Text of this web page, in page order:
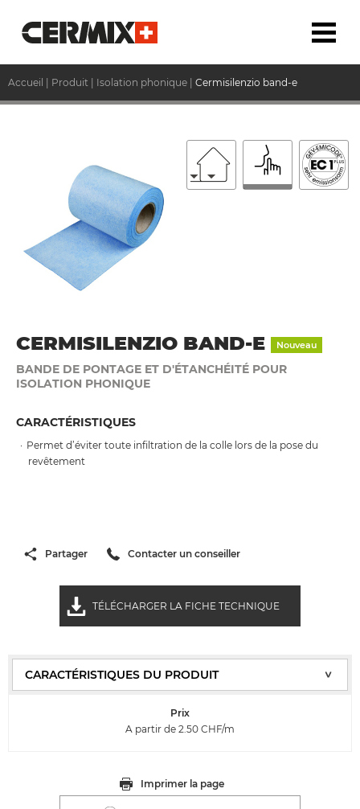
Accueil Produit Isolation phonique Cermisilenzio band-e
CERMISILENZIO BAND-E Nouveau
BANDE DE PONTAGE ET D'ÉTANCHÉITÉ POUR
ISOLATION PHONIQUE
CARACTÉRISTIQUES
Permet d’éviter toute infiltration de la colle lors de la pose du
revêtement
Partager Contacter un conseiller
TÉLÉCHARGER LA FICHE TECHNIQUE
Prix
A partir de 2.50 CHF/m
Imprimer la page